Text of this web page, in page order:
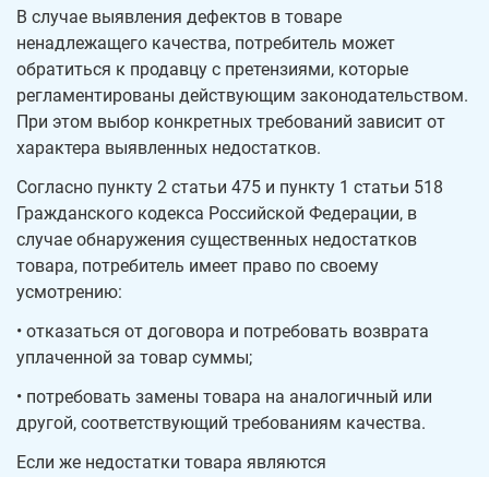
В случае выявления дефектов в товаре
ненадлежащего качества, потребитель может
обратиться к продавцу с претензиями, которые
регламентированы действующим законодательством.
При этом выбор конкретных требований зависит от
характера выявленных недостатков.
Согласно пункту 2 статьи 475 и пункту 1 статьи 518
Гражданского кодекса Российской Федерации, в
случае обнаружения существенных недостатков
товара, потребитель имеет право по своему
усмотрению:
• отказаться от договора и потребовать возврата
уплаченной за товар суммы;
• потребовать замены товара на аналогичный или
другой, соответствующий требованиям качества.
Если же недостатки товара являются